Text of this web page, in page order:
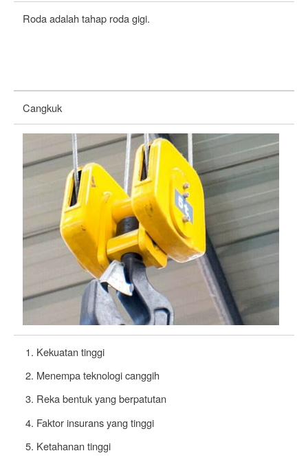
Roda adalah tahap roda gigi.
Cangkuk
Kekuatan tinggi
Menempa teknologi canggih
Reka bentuk yang berpatutan
Faktor insurans yang tinggi
Ketahanan tinggi